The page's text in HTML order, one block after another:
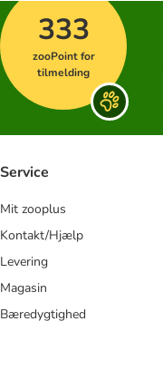
333
zooPoint for
tilmelding
Service
Mit zooplus
Kontakt/Hjælp
Levering
Magasin
Bæredygtighed